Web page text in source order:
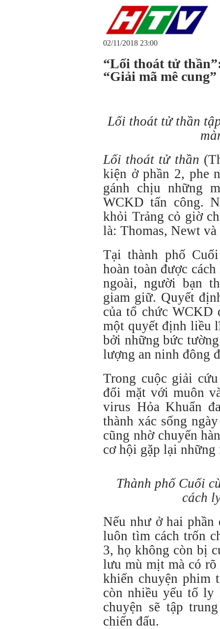
02/11/2018 23:00
“Lối thoát tử
“Giải mã mê cung”
Lối thoát tử thần
Lối thoát tử thần
kiện ở phần 2, phe
gánh chịu những
WCKD tấn công.
khỏi Trảng cỏ giờ
là: Thomas, Newt và
Tại thành phố
hoàn toàn được
ngoài, người bạn
giam giữ. Quyết
của tổ chức WCKD
một quyết định liều
bởi những bức
lượng an ninh đông
Trong cuộc giải
đối mặt với muôn
virus Hỏa Khuẩn
thành xác sống
cũng nhờ chuyến
cơ hội gặp lại
Thành phố Cuối
cách
Nếu như ở hai phần
luôn tìm cách trốn
3, họ không còn bị
lưu mù mịt mà có rõ
khiến chuyện phim
còn nhiều yếu tố ly
chuyện sẽ tập
chiến đấu.